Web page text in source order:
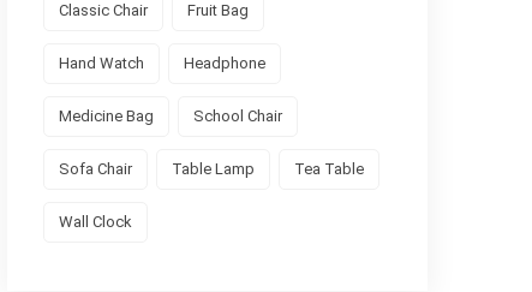
Classic Chair Fruit Bag
Hand Watch Headphone
Medicine Bag School Chair
Sofa Chair Table Lamp Tea Table
Wall Clock